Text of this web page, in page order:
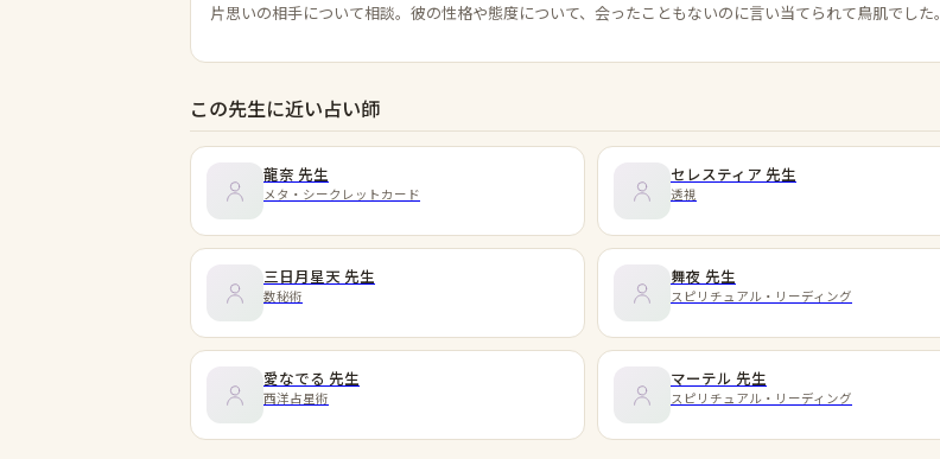
片思いの相手について相談。彼の性格や態度について、会ったこともないのに言い当てられて鳥肌でした。
この先生に近い占い師
龍奈 先生
メタ・シークレットカード
セレスティア 先生
透視
三日月星天 先生
数秘術
舞夜 先生
スピリチュアル・リーディング
愛なでる 先生
西洋占星術
マーテル 先生
スピリチュアル・リーディング